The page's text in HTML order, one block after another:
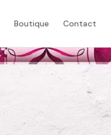
Boutique Contact